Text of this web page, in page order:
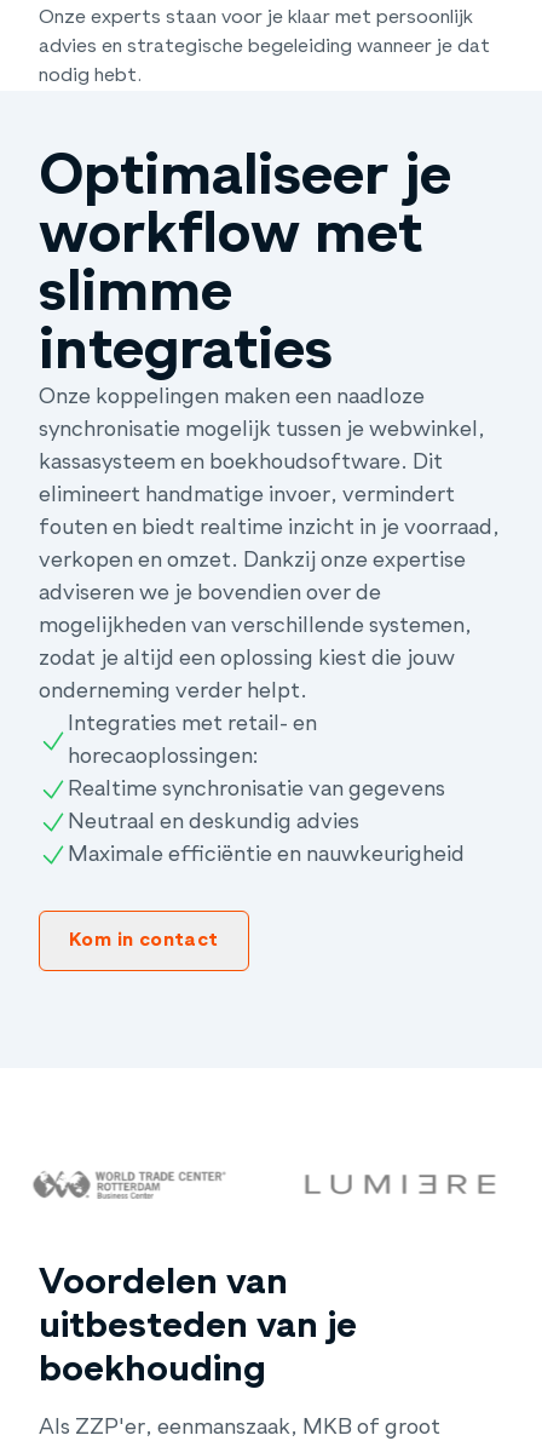
Onze experts staan voor je klaar met persoonlijk
advies en strategische begeleiding wanneer je dat
nodig hebt.
Optimaliseer je
workflow met
slimme
integraties
Onze koppelingen maken een naadloze
synchronisatie mogelijk tussen je webwinkel,
kassasysteem en boekhoudsoftware. Dit
elimineert handmatige invoer, vermindert
fouten en biedt realtime inzicht in je voorraad,
verkopen en omzet. Dankzij onze expertise
adviseren we je bovendien over de
mogelijkheden van verschillende systemen,
zodat je altijd een oplossing kiest die jouw
onderneming verder helpt.
Integraties met retail- en
horecaoplossingen:
Realtime synchronisatie van gegevens
Neutraal en deskundig advies
Maximale efficiëntie en nauwkeurigheid
Kom in contact
Voordelen van
uitbesteden van je
boekhouding
Als ZZP'er, eenmanszaak, MKB of groot